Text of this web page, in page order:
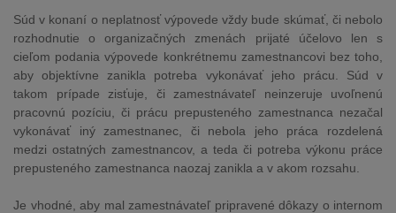
Súd v konaní o neplatnosť výpovede vždy bude skúmať, či nebolo
rozhodnutie o organizačných zmenách prijaté účelovo len s
cieľom podania výpovede konkrétnemu zamestnancovi bez toho,
aby objektívne zanikla potreba vykonávať jeho prácu. Súd v
takom prípade zisťuje, či zamestnávateľ neinzeruje uvoľnenú
pracovnú pozíciu, či prácu prepusteného zamestnanca nezačal
vykonávať iný zamestnanec, či nebola jeho práca rozdelená
medzi ostatných zamestnancov, a teda či potreba výkonu práce
prepusteného zamestnanca naozaj zanikla a v akom rozsahu.
Je vhodné, aby mal zamestnávateľ pripravené dôkazy o internom